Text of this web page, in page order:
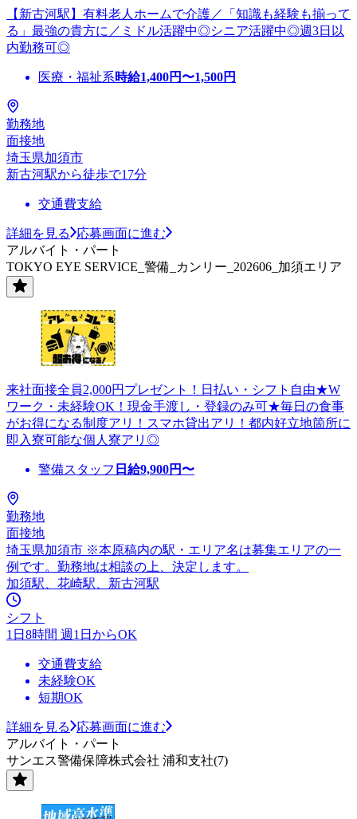
【新古河駅】有料老人ホームで介護／「知識も経験も揃って
る」最強の貴方に／ミドル活躍中◎シニア活躍中◎週3日以
内勤務可◎
医療・福祉系時給1,400円〜1,500円
勤務地
面接地
埼玉県加須市
新古河駅から徒歩で17分
交通費支給
詳細を見る
応募画面に進む
アルバイト・パート
TOKYO EYE SERVICE_警備_カンリー_202606_加須エリア
来社面接全員2,000円プレゼント！日払い・シフト自由★W
ワーク・未経験OK！現金手渡し・登録のみ可★毎日の食事
がお得になる制度アリ！スマホ貸出アリ！都内好立地箇所に
即入寮可能な個人寮アリ◎
警備スタッフ 日給9,900円〜
勤務地
面接地
埼玉県加須市 ※本原稿内の駅・エリア名は募集エリアの一
例です。勤務地は相談の上、決定します。
加須駅、花崎駅、新古河駅
シフト
1日8時間 週1日からOK
交通費支給
未経験OK
短期OK
詳細を見る
応募画面に進む
アルバイト・パート
サンエス警備保障株式会社 浦和支社(7)